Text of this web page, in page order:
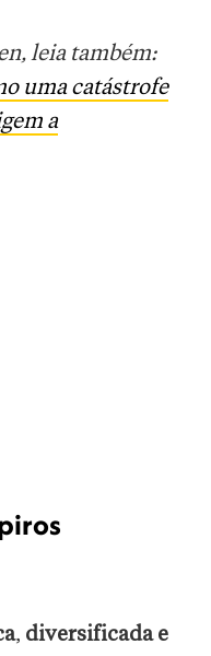
leia também:
uma catástrofe
a
, diversificada e